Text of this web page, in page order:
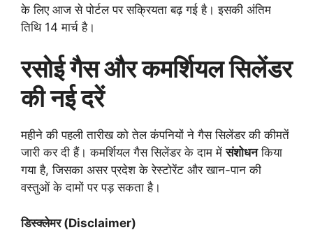
के लिए आज से पोर्टल पर सक्रियता बढ़ गई है। इसकी अंतिम
तिथि 14 मार्च है।
रसोई गैस और कमर्शियल सिलेंडर
की नई दरें
महीने की पहली तारीख को तेल कंपनियों ने गैस सिलेंडर की कीमतें
जारी कर दी हैं। कमर्शियल गैस सिलेंडर के दाम मेंसंशोधनकिया
गया है, जिसका असर प्रदेश के रेस्टोरेंट और खान-पान की
वस्तुओं के दामों पर पड़ सकता है।
डिस्क्लेमर (Disclaimer)